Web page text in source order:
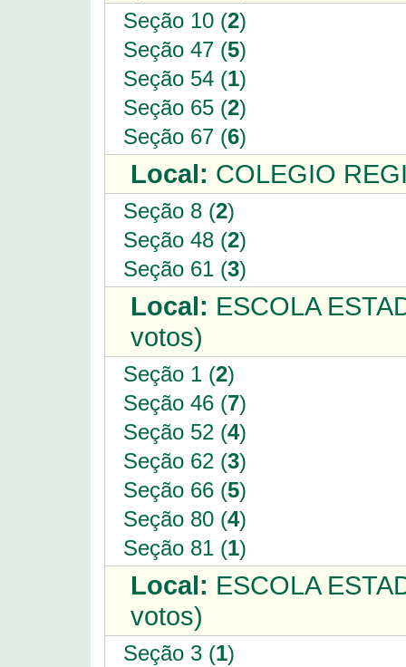
Seção 10 (2)
Seção 47 (5)
Seção 54 (1)
Seção 65 (2)
Seção 67 (6)
Local: COLEGIO
Seção 8 (2)
Seção 48 (2)
Seção 61 (3)
Local: ESCOLA
votos)
Seção 1 (2)
Seção 46 (7)
Seção 52 (4)
Seção 62 (3)
Seção 66 (5)
Seção 80 (4)
Seção 81 (1)
Local: ESCOLA
votos)
Seção 3 (1)